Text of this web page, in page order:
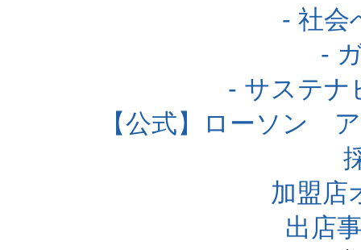
- 社会
-
- サステナ
【公式】ローソン
加盟店
出店